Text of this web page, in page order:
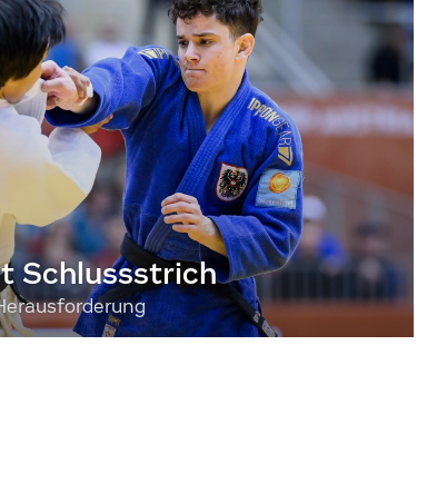
Schlussstrich